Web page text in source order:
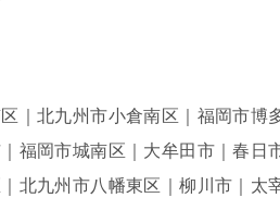
｜北九州市小倉南区｜福岡市博
福岡市城南区｜大牟田市｜春日
北九州市八幡東区｜柳川市｜太